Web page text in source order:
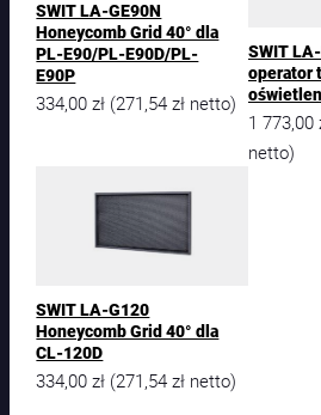
SWIT LA-GE90N
Honeycomb Grid 40° dla
PL-E90/PL-E90D/PL-
E90P
334,00zł (271,54zł netto)
SWIT
operator
1 773,00
netto)
SWIT LA-G120
Honeycomb Grid 40° dla
CL-120D
334,00zł (271,54zł netto)